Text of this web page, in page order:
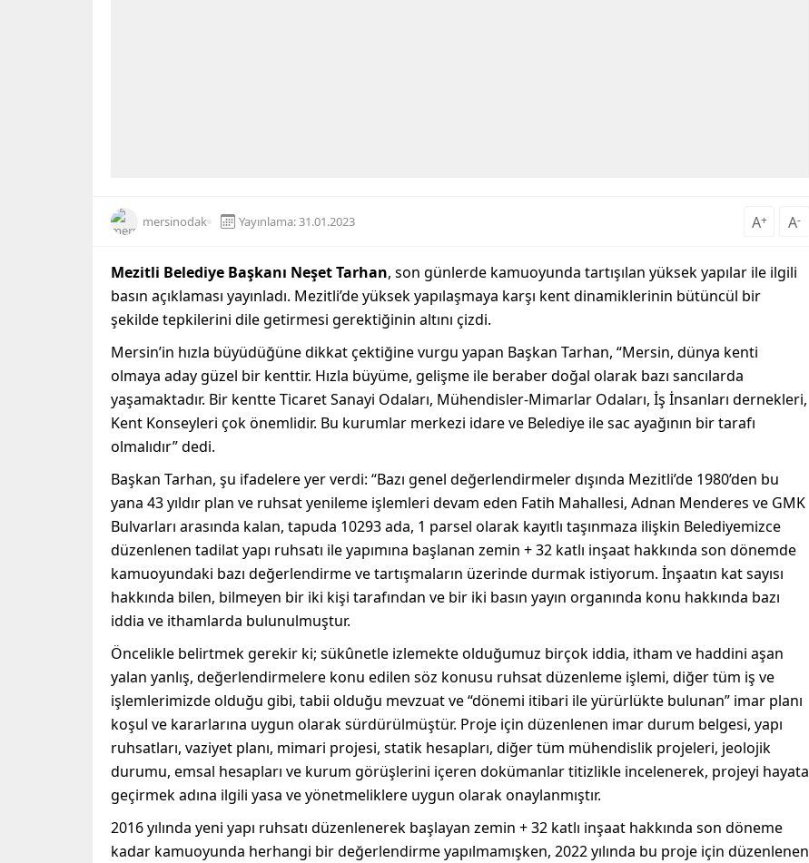
mersinodak Yayınlama: 31.01.2023 A+ A-
Mezitli Belediye Başkanı Neşet Tarhan, son günlerde kamuoyunda tartışılan yüksek yapılar ile ilgili
basın açıklaması yayınladı. Mezitli’de yüksek yapılaşmaya karşı kent dinamiklerinin bütüncül bir
şekilde tepkilerini dile getirmesi gerektiğinin altını çizdi.
Mersin’in hızla büyüdüğüne dikkat çektiğine vurgu yapan Başkan Tarhan, “Mersin, dünya kenti
olmaya aday güzel bir kenttir. Hızla büyüme, gelişme ile beraber doğal olarak bazı sancılarda
yaşamaktadır. Bir kentte Ticaret Sanayi Odaları, Mühendisler-Mimarlar Odaları, İş İnsanları dernekleri,
Kent Konseyleri çok önemlidir. Bu kurumlar merkezi idare ve Belediye ile sac ayağının bir tarafı
olmalıdır” dedi.
Başkan Tarhan, şu ifadelere yer verdi: “Bazı genel değerlendirmeler dışında Mezitli’de 1980’den bu
yana 43 yıldır plan ve ruhsat yenileme işlemleri devam eden Fatih Mahallesi, Adnan Menderes ve GMK
Bulvarları arasında kalan, tapuda 10293 ada, 1 parsel olarak kayıtlı taşınmaza ilişkin Belediyemizce
düzenlenen tadilat yapı ruhsatı ile yapımına başlanan zemin + 32 katlı inşaat hakkında son dönemde
kamuoyundaki bazı değerlendirme ve tartışmaların üzerinde durmak istiyorum. İnşaatın kat sayısı
hakkında bilen, bilmeyen bir iki kişi tarafından ve bir iki basın yayın organında konu hakkında bazı
iddia ve ithamlarda bulunulmuştur.
Öncelikle belirtmek gerekir ki; sükûnetle izlemekte olduğumuz birçok iddia, itham ve haddini aşan
yalan yanlış, değerlendirmelere konu edilen söz konusu ruhsat düzenleme işlemi, diğer tüm iş ve
işlemlerimizde olduğu gibi, tabii olduğu mevzuat ve “dönemi itibari ile yürürlükte bulunan” imar planı
koşul ve kararlarına uygun olarak sürdürülmüştür. Proje için düzenlenen imar durum belgesi, yapı
ruhsatları, vaziyet planı, mimari projesi, statik hesapları, diğer tüm mühendislik projeleri, jeolojik
durumu, emsal hesapları ve kurum görüşlerini içeren dokümanlar titizlikle incelenerek, projeyi hayata
geçirmek adına ilgili yasa ve yönetmeliklere uygun olarak onaylanmıştır.
2016 yılında yeni yapı ruhsatı düzenlenerek başlayan zemin + 32 katlı inşaat hakkında son döneme
kadar kamuoyunda herhangi bir değerlendirme yapılmamışken, 2022 yılında bu proje için düzenlenen